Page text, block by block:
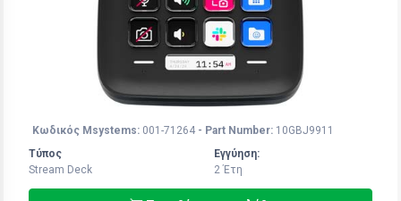
Κωδικός Msystems: 001-71264 - Part Number: 10GBJ9911
Τύπος
Stream Deck
Εγγύηση:
2 Έτη